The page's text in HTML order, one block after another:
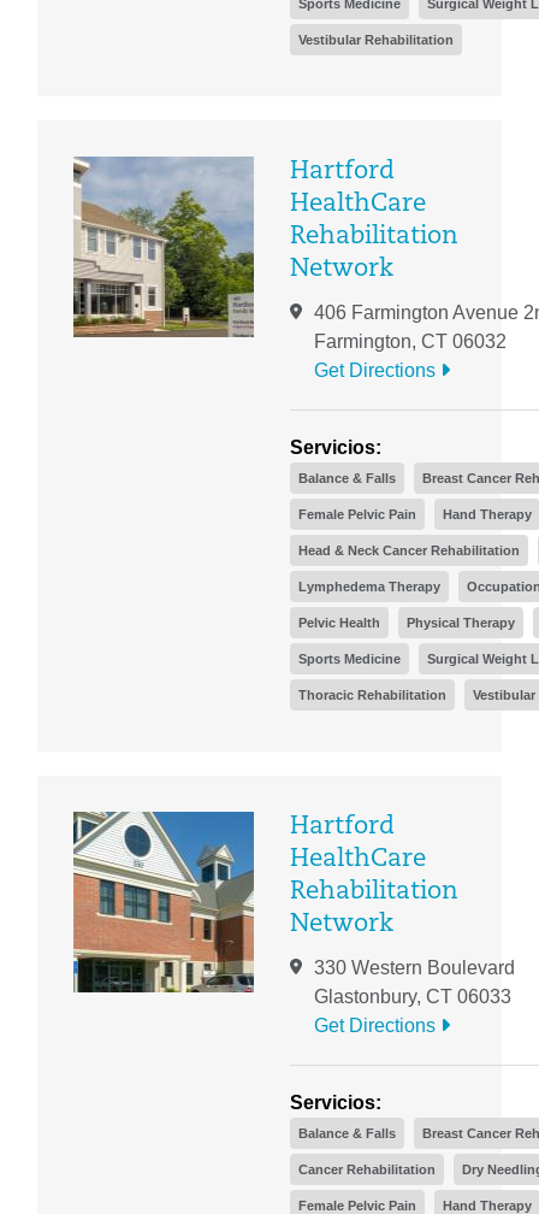
Sports Medicine Surgical Weight
Vestibular Rehabilitation
Hartford
HealthCare
Rehabilitation
Network
406 Farmington Avenue
Farmington, CT 06032
Get Directions
Servicios:
Balance & Falls Breast Cancer
Female Pelvic Pain Hand Therapy
Head & Neck Cancer Rehabilitation
Lymphedema Therapy
Pelvic Health Physical Therapy
Sports Medicine Surgical Weight
Thoracic Rehabilitation
Hartford
HealthCare
Rehabilitation
Network
330 Western Boulevard
Glastonbury, CT 06033
Get Directions
Servicios:
Balance & Falls Breast Cancer
Cancer Rehabilitation Dry
Female Pelvic Pain Hand Therapy